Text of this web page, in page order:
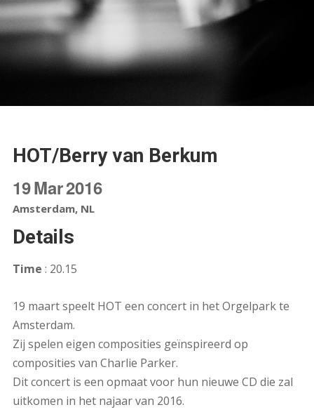
HOT/Berry van Berkum
19Mar2016
Amsterdam, NL
Details
Time : 20.15
19 maart speelt HOT een concert in het Orgelpark te
Amsterdam.
Zij spelen eigen composities geïnspireerd op
composities van Charlie Parker.
Dit concert is een opmaat voor hun nieuwe CD die zal
uitkomen in het najaar van 2016.